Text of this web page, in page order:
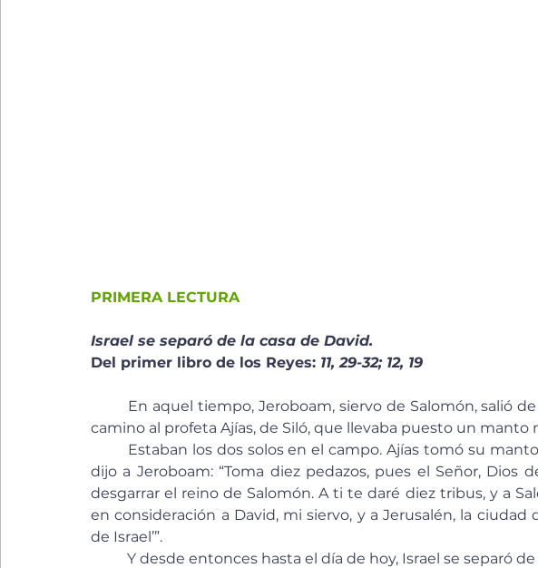
PRIMERA LECTURA
Israel se separó de la casa de David.
Del primer libro de los Reyes: 11, 29-32; 12, 19
camino al profeta Ajías, de Siló, que llevaba puesto un manto
dijo a Jeroboam: “Toma diez pedazos, pues el Señor, Dios
desgarrar el reino de Salomón. A ti te daré diez tribus, y a
en consideración a David, mi siervo, y a Jerusalén, la
de Israel’”.
Y desde entonces hasta el día de hoy, Israel se separó de